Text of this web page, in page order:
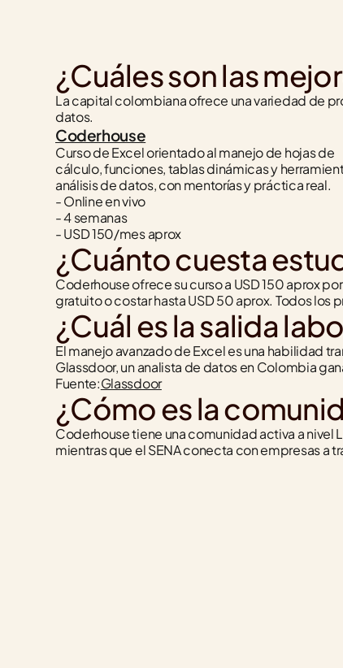
¿Cuáles son las
La capital colombiana ofrece una variedad de
datos.
Coderhouse
Curso de Excel orientado al manejo de hojas de
cálculo, funciones, tablas dinámicas y
análisis de datos, con mentorías y práctica real.
- Online en vivo
- 4 semanas
- USD 150/mes aprox
¿Cuánto cuesta
Coderhouse ofrece su curso a USD 150 aprox
gratuito o costar hasta USD 50 aprox. Todos los
¿Cuál es la salida
El manejo avanzado de Excel es una habilidad
Glassdoor, un analista de datos en Colombia
Fuente:Glassdoor
¿Cómo es la
Coderhouse tiene una comunidad activa a nivel
mientras que el SENA conecta con empresas a